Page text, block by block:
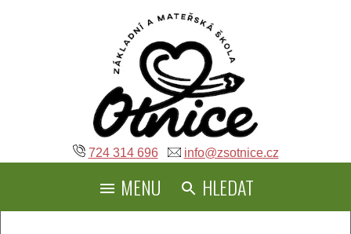
724 314 696 info@zsotnice.cz
MENU HLEDAT